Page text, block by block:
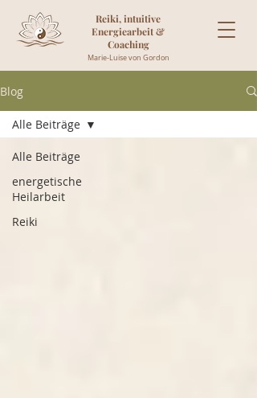
Reiki, intuitive
Energiearbeit &
Coaching
Marie-Luise von Gordon
Blog
Alle Beiträge
energetische
Heilarbeit
Reiki
Alle Beiträge